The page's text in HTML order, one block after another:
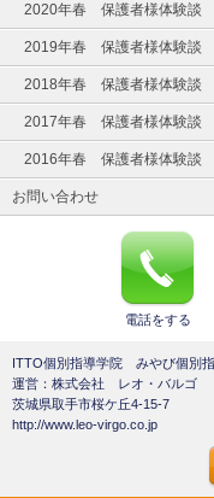
2020年春 保護者様体験談
2019年春 保護者様体験談
2018年春 保護者様体験談
2017年春 保護者様体験談
2016年春 保護者様体験談
お問い合わせ
電話をする
ITTO個別指導学院 みやび個別
運営：株式会社 レオ・バルゴ
茨城県取手市桜ケ丘4-15-7
http://www.leo-virgo.co.jp